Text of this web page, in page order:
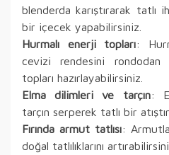
blenderda karıştırarak tatlı
bir içecek yapabilirsiniz.
Hurmalı enerji topları:
cevizi rendesini rondodan
topları hazırlayabilirsiniz.
Elma dilimleri ve tarçın:
tarçın serperek tatlı bir
Fırında armut tatlısı:
doğal tatlılıklarını